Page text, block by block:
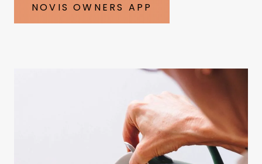
NOVIS OWNERS APP